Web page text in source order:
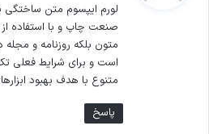
کتابهای زیادی در شصت و
آینده شناخت فراوان
طلبد تا با نرم افزارها
:
لورم ایپسوم متن ساختگی
صنعت چاپ و با استفاده
متون بلکه روزنامه و
است و برای شرایط فعلی
متنوع با هدف بهبود
پاسخ